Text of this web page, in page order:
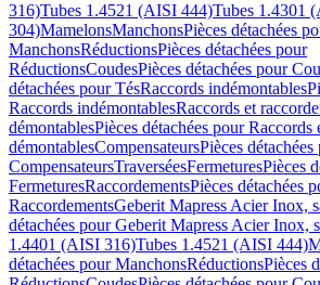
316)Tubes 1.4521 (AISI 444)Tubes 1.4301
304)MamelonsManchonsPièces détachées
ManchonsRéductionsPièces détachées pour
RéductionsCoudesPièces détachées pour
détachées pour TésRaccords indémontables
Raccords indémontablesRaccords et
démontablesPièces détachées pour Raccords
démontablesCompensateursPièces détachées
CompensateursTraverséesFermeturesPièces
FermeturesRaccordementsPièces détachées
RaccordementsGeberit Mapress Acier Inox,
détachées pour Geberit Mapress Acier Inox,
1.4401 (AISI 316)Tubes 1.4521 (AISI 444)
détachées pour ManchonsRéductionsPièces